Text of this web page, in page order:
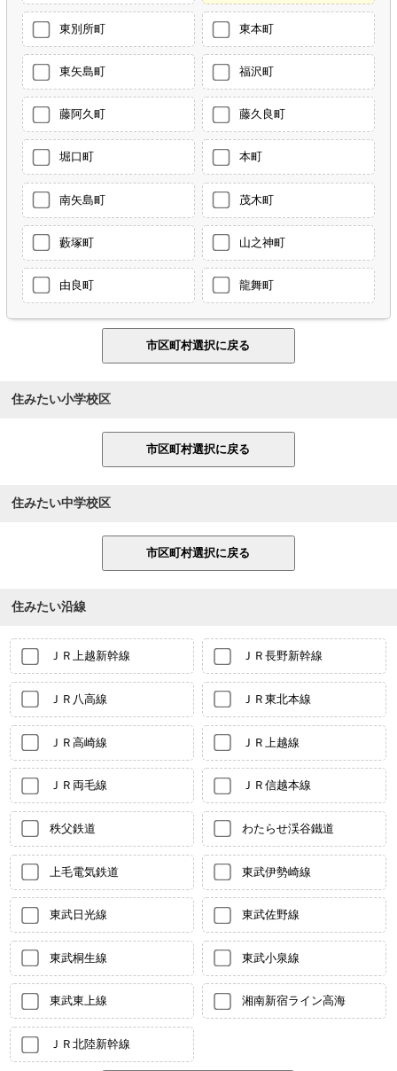
東別所町 東本町
東矢島町 福沢町
藤阿久町 藤久良町
堀口町 本町
南矢島町 茂木町
藪塚町 山之神町
由良町 龍舞町
住みたい小学校区
住みたい中学校区
住みたい沿線
ＪＲ上越新幹線 ＪＲ長野新幹線
ＪＲ八高線 ＪＲ東北本線
ＪＲ高崎線 ＪＲ上越線
ＪＲ両毛線 ＪＲ信越本線
秩父鉄道 わたらせ渓谷鐵道
上毛電気鉄道 東武伊勢崎線
東武日光線 東武佐野線
東武桐生線 東武小泉線
東武東上線 湘南新宿ライン高海
ＪＲ北陸新幹線